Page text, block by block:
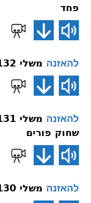
פחד
להאזנה משלי 132 פרק א פסוק כו אלעג לעג
להאזנה
שחוק פורים
להאזנה משלי 130 פרק א פסוק כו איד 2